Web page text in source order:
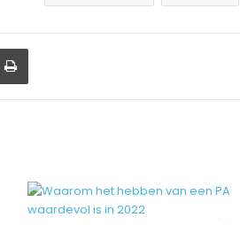
Email Printen